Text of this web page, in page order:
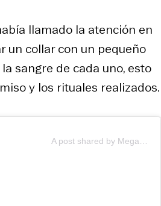
llamado la atención en
un collar con un pequeño
sangre de cada uno, esto
y los rituales realizados.